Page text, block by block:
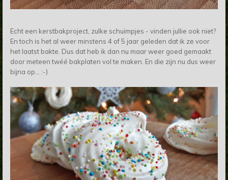
Echt een kerstbakproject, zulke schuimpjes - vinden jullie ook niet?
En toch is het al weer minstens 4 of 5 jaar geleden dat ik ze voor
het laatst bakte. Dus dat heb ik dan nu maar weer goed gemaakt
door meteen twéé bakplaten vol te maken. En die zijn nu dus weer
bijna op... :-)